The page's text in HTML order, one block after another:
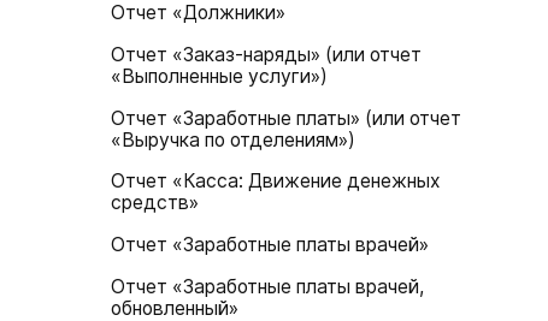
Отчет «Должники»
Отчет «Заказ-наряды» (или отчет
«Выполненные услуги»)
Отчет «Заработные платы» (или отчет
«Выручка по отделениям»)
Отчет «Касса: Движение денежных
средств»
Отчет «Заработные платы врачей»
Отчет «Заработные платы врачей,
обновленный»